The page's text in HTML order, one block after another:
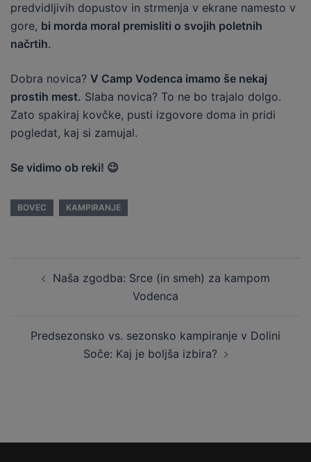
predvidljivih dopustov in strmenja v ekrane namesto v
gore, bi morda moral premisliti o svojih poletnih
načrtih.
Dobra novica? V Camp Vodenca imamo še nekaj
prostih mest. Slaba novica? To ne bo trajalo dolgo.
Zato spakiraj kovčke, pusti izgovore doma in pridi
pogledat, kaj si zamujal.
Se vidimo ob reki! 😉
BOVEC KAMPIRANJE
navigation
Naša zgodba: Srce (in smeh) za kampom
Vodenca
Predsezonsko vs. sezonsko kampiranje v Dolini
Soče: Kaj je boljša izbira?